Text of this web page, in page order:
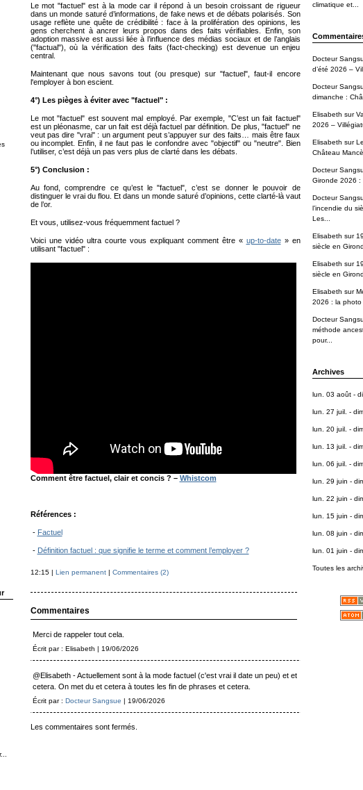
climatique et...
Docteur
d’été 2026 –
Docteur
dimanche :
Elisabeth sur
2026 –
Elisabeth sur
Château
Docteur
Gironde 2026 :
Docteur
l’incendie du
Les...
Elisabeth sur
siècle en
Elisabeth sur
siècle en
Elisabeth sur
2026 : la photo
Docteur
méthode
pour...
Archives
lun. 03 août -
lun. 27 juil. -
lun. 20 juil. -
lun. 13 juil. -
lun. 06 juil. -
lun. 29 juin -
lun. 22 juin -
lun. 15 juin -
lun. 08 juin -
lun. 01 juin -
Toutes les
Le mot "factuel" est à la mode car il répond à un besoin croissant de rigueur
dans un monde saturé d’informations, de fake news et de débats polarisés. Son
usage reflète une quête de crédibilité : face à la prolifération des opinions, les
gens cherchent à ancrer leurs propos dans des faits vérifiables. Enfin, son
adoption massive est aussi liée à l’influence des médias sociaux et de l’anglais
("factual"), où la vérification des faits (fact-checking) est devenue un enjeu
central.
Maintenant que nous savons tout (ou presque) sur "factuel", faut-il encore
l'employer à bon escient.
4°) Les pièges à éviter avec "factuel" :
Le mot "factuel" est souvent mal employé. Par exemple, "C’est un fait factuel"
est un pléonasme, car un fait est déjà factuel par définition. De plus, "factuel" ne
veut pas dire "vrai" : un argument peut s’appuyer sur des faits… mais être faux
ou incomplet. Enfin, il ne faut pas le confondre avec "objectif" ou "neutre". Bien
l’utiliser, c’est déjà un pas vers plus de clarté dans les débats.
5°) Conclusion :
Au fond, comprendre ce qu’est le "factuel", c’est se donner le pouvoir de
distinguer le vrai du flou. Et dans un monde saturé d’opinions, cette clarté-là vaut
de l’or.
Et vous, utilisez-vous fréquemment factuel ?
Voici une vidéo ultra courte vous expliquant comment être « up-to-date» en
utilisant "factuel" :
Comment être factuel, clair et concis ? – Whistcom
Références :
- Factuel
- Définition factuel : que signifie le terme et comment l’employer ?
12:15 | Lien permanent| Commentaires (2)
Commentaires
Merci de rappeler tout cela.
Écrit par : Elisabeth | 19/06/2026
@Elisabeth - Actuellement sont à la mode factuel (c'est vrai il date un peu) et et
cetera. On met du et cetera à toutes les fin de phrases et cetera.
Écrit par : Docteur Sangsue | 19/06/2026
Les commentaires sont fermés.